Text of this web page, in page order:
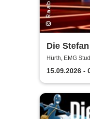
Die
Hürth, EMG
15.09.2026 -